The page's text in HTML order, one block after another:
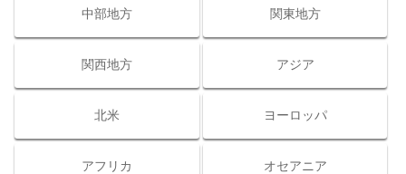
中部地方 関東地方
関西地方 アジア
北米 ヨーロッパ
アフリカ オセアニア